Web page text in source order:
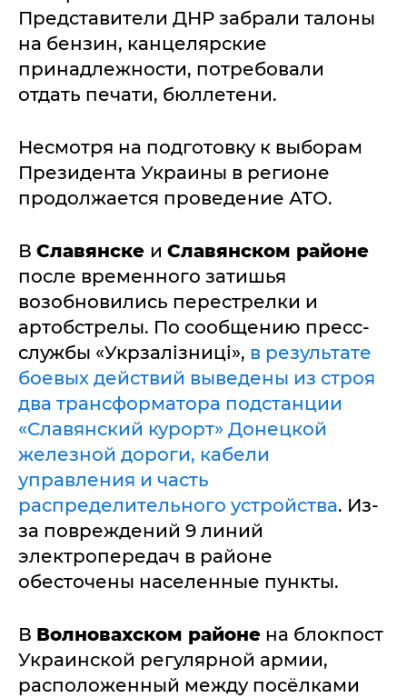
Представители ДНР забрали талоны
на бензин, канцелярские
принадлежности, потребовали
отдать печати, бюллетени.
Несмотря на подготовку к выборам
Президента Украины в регионе
продолжается проведение АТО.
В Славянске и Славянском районе
после временного затишья
возобновились перестрелки и
артобстрелы. По сообщению пресс-
службы «Укрзалізниці», в результате
боевых действий выведены из строя
два трансформатора подстанции
«Славянский курорт» Донецкой
железной дороги, кабели
управления и часть
распределительного устройства. Из-
за повреждений 9 линий
электропередач в районе
обесточены населенные пункты.
В Волновахском районе на блокпост
Украинской регулярной армии,
расположенный между посёлками